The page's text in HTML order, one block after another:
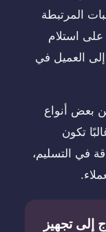
المرتبطة
على استلام
العميل في
بعض أنواع
تكون
في التسليم،
إلى تجهيز